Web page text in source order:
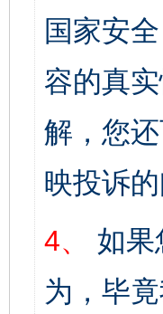
国家安
容的真
解，您
映投诉的
4、
如果
为，毕